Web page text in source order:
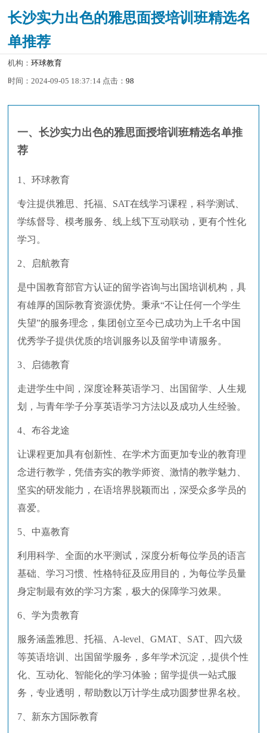
长沙实力出色的雅思面授培训班精选名
单推荐
机构：环球教育
时间：2024-09-05 18:37:14 点击：98
一、长沙实力出色的雅思面授培训班精选名单推
荐
1、环球教育
专注提供雅思、托福、SAT在线学习课程，科学测试、
学练督导、模考服务、线上线下互动联动，更有个性化
学习。
2、启航教育
是中国教育部官方认证的留学咨询与出国培训机构，具
有雄厚的国际教育资源优势。秉承“不让任何一个学生
失望”的服务理念，集团创立至今已成功为上千名中国
优秀学子提供优质的培训服务以及留学申请服务。
3、启德教育
走进学生中间，深度诠释英语学习、出国留学、人生规
划，与青年学子分享英语学习方法以及成功人生经验。
4、布谷龙途
让课程更加具有创新性、在学术方面更加专业的教育理
念进行教学，凭借夯实的教学师资、激情的教学魅力、
坚实的研发能力，在语培界脱颖而出，深受众多学员的
喜爱。
5、中嘉教育
利用科学、全面的水平测试，深度分析每位学员的语言
基础、学习习惯、性格特征及应用目的，为每位学员量
身定制最有效的学习方案，极大的保障学习效果。
6、学为贵教育
服务涵盖雅思、托福、A-level、GMAT、SAT、四六级
等英语培训、出国留学服务，多年学术沉淀，,提供个性
化、互动化、智能化的学习体验；留学提供一站式服
务，专业透明，帮助数以万计学生成功圆梦世界名校。
7、新东方国际教育